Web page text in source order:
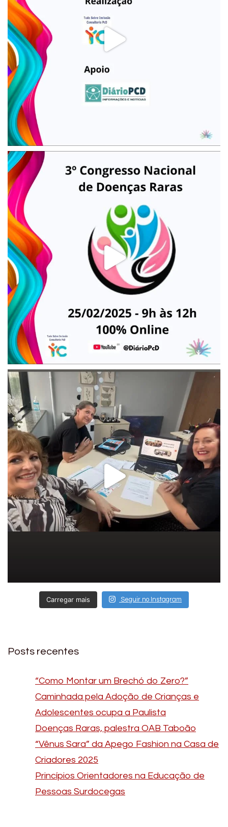
Carregar mais Seguir no Instagram
Posts recentes
“Como Montar um Brechó do Zero?”
Caminhada pela Adoção de Crianças e
Adolescentes ocupa a Paulista
Doenças Raras, palestra OAB Taboão
“Vênus Sara” da Apego Fashion na Casa de
Criadores 2025
Princípios Orientadores na Educação de
Pessoas Surdocegas